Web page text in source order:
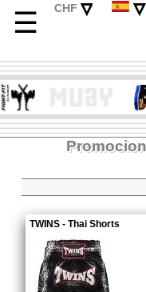
☰ CHF ▿ ▿
TWINS - Thai Shorts